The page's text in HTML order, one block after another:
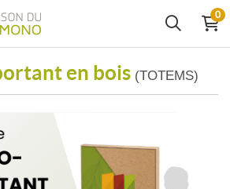
0
en bois (TOTEMS)